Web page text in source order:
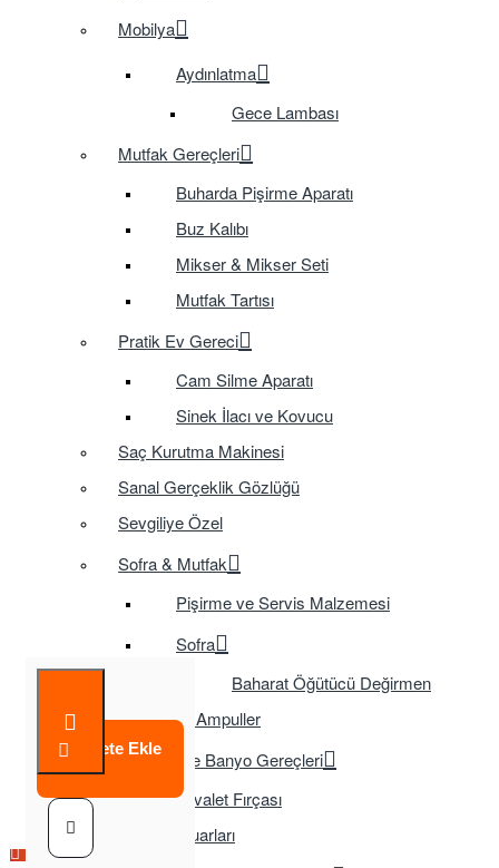
Mobilya
Aydınlatma
Gece Lambası
Mutfak Gereçleri
Buharda Pişirme Aparatı
Buz Kalıbı
Mikser & Mikser Seti
Mutfak Tartısı
Pratik Ev Gereci
Cam Silme Aparatı
Sinek İlacı ve Kovucu
Saç Kurutma Makinesi
Sanal Gerçeklik Gözlüğü
Sevgiliye Özel
Sofra & Mutfak
Pişirme ve Servis Malzemesi
Sofra
Baharat Öğütücü Değirmen
Tasarruflu Ampuller
Temizlik ve Banyo Gereçleri
Tuvalet Fırçası
TV Aksesuarları
Sepete Ekle
Çok Satılan Ürün
Çok Satılan Ürün